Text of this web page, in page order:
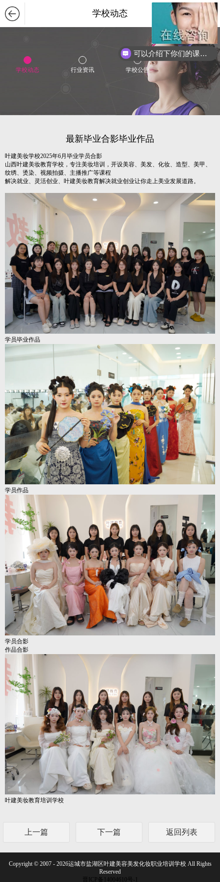
学校动态
学校动态 行业资讯 学校公告
最新毕业合影毕业作品
叶建美妆学校2025年6月毕业学员合影
山西叶建美妆教育学校，专注美妆培训，开设美容、美发、化妆、造型、美甲、
纹绣、烫染、视频拍摄、主播推广等课程
解决就业、灵活创业、叶建美妆教育解决就业创业让你走上美业发展道路。
学员毕业作品
学员作品
学员合影
作品合影
叶建美妆教育培训学校
上一篇 下一篇 返回列表
Copyright © 2007 - 2026运城市盐湖区叶建美容美发化妆职业培训学校 All Rights
Reserved
晋ICP备14004610号-1
可以介绍下你们的课程么？
你们是怎么收费的呢？